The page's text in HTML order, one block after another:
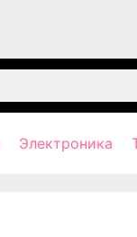
Электроника